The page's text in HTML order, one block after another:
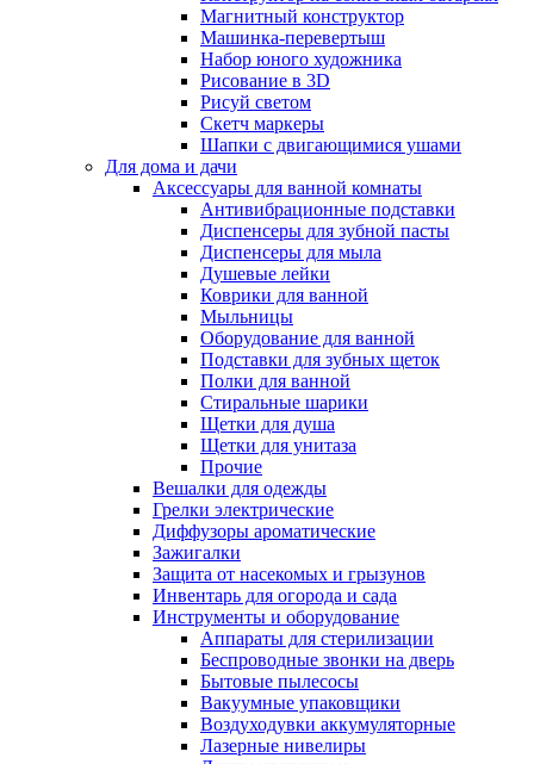
Магнитный конструктор
Машинка-перевертыш
Набор юного художника
Рисование в 3D
Рисуй светом
Скетч маркеры
Шапки с двигающимися ушами
Для дома и дачи
Аксессуары для ванной комнаты
Антивибрационные подставки
Диспенсеры для зубной пасты
Диспенсеры для мыла
Душевые лейки
Коврики для ванной
Мыльницы
Оборудование для ванной
Подставки для зубных щеток
Полки для ванной
Стиральные шарики
Щетки для душа
Щетки для унитаза
Прочие
Вешалки для одежды
Грелки электрические
Диффузоры ароматические
Зажигалки
Защита от насекомых и грызунов
Инвентарь для огорода и сада
Инструменты и оборудование
Аппараты для стерилизации
Беспроводные звонки на дверь
Бытовые пылесосы
Вакуумные упаковщики
Воздуходувки аккумуляторные
Лазерные нивелиры